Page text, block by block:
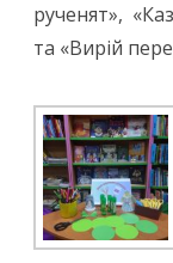
рученят»,
та «Вирій